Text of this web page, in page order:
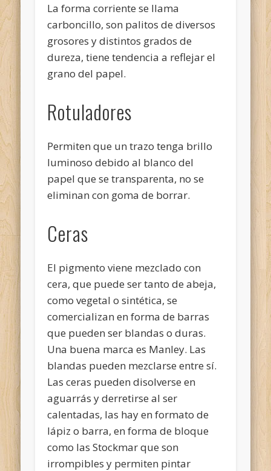
La forma corriente se llama
carboncillo, son palitos de diversos
grosores y distintos grados de
dureza, tiene tendencia a reflejar el
grano del papel.
Rotuladores
Permiten que un trazo tenga brillo
luminoso debido al blanco del
papel que se transparenta, no se
eliminan con goma de borrar.
Ceras
El pigmento viene mezclado con
cera, que puede ser tanto de abeja,
como vegetal o sintética, se
comercializan en forma de barras
que pueden ser blandas o duras.
Una buena marca es Manley. Las
blandas pueden mezclarse entre sí.
Las ceras pueden disolverse en
aguarrás y derretirse al ser
calentadas, las hay en formato de
lápiz o barra, en forma de bloque
como las Stockmar que son
irrompibles y permiten pintar